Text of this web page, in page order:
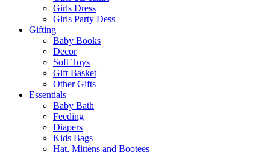
Girls Dress
Girls Party Dess
Gifting
Baby Books
Decor
Soft Toys
Gift Basket
Other Gifts
Essentials
Baby Bath
Feeding
Diapers
Kids Bags
Hat, Mittens and Bootees